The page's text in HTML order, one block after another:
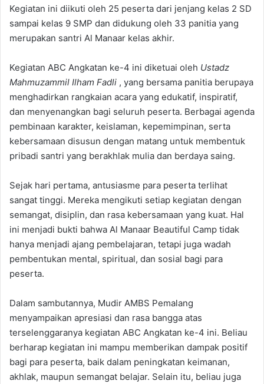
Kegiatan ini diikuti oleh 25 peserta dari jenjang kelas 2 SD
sampai kelas 9 SMP dan didukung oleh 33 panitia yang
merupakan santri Al Manaar kelas akhir.
Kegiatan ABC Angkatan ke-4 ini diketuai oleh Ustadz
Mahmuzammil Ilham Fadli , yang bersama panitia berupaya
menghadirkan rangkaian acara yang edukatif, inspiratif,
dan menyenangkan bagi seluruh peserta. Berbagai agenda
pembinaan karakter, keislaman, kepemimpinan, serta
kebersamaan disusun dengan matang untuk membentuk
pribadi santri yang berakhlak mulia dan berdaya saing.
Sejak hari pertama, antusiasme para peserta terlihat
sangat tinggi. Mereka mengikuti setiap kegiatan dengan
semangat, disiplin, dan rasa kebersamaan yang kuat. Hal
ini menjadi bukti bahwa Al Manaar Beautiful Camp tidak
hanya menjadi ajang pembelajaran, tetapi juga wadah
pembentukan mental, spiritual, dan sosial bagi para
peserta.
Dalam sambutannya, Mudir AMBS Pemalang
menyampaikan apresiasi dan rasa bangga atas
terselenggaranya kegiatan ABC Angkatan ke-4 ini. Beliau
berharap kegiatan ini mampu memberikan dampak positif
bagi para peserta, baik dalam peningkatan keimanan,
akhlak, maupun semangat belajar. Selain itu, beliau juga